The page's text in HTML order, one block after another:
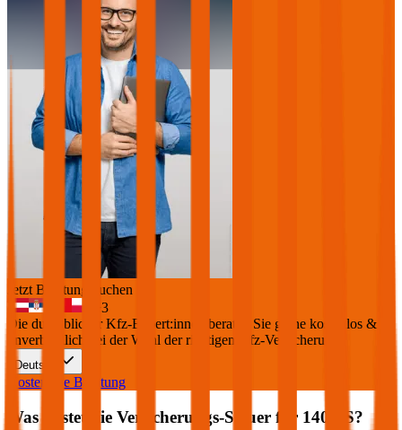
Jetzt Beratung buchen
+3
Die durchblicker Kfz-Expert:innen beraten Sie gerne kostenlos &
unverbindlich bei der Wahl der richtigen Kfz-Versicherung.
Deutsch
Kostenlose Beratung
Was kostet die Versicherungs-Steuer für 140 PS?